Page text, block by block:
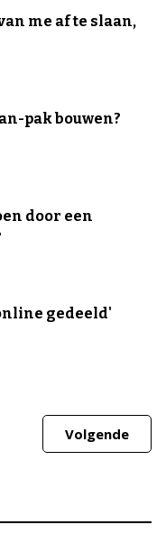
me af te slaan,
pak bouwen?
door een
gedeeld'
Volgende